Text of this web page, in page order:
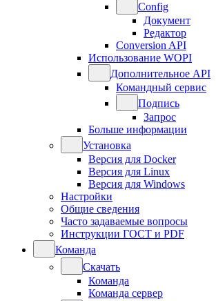
Config
Документ
Редактор
Conversion API
Использование WOPI
Дополнительное API
Командный сервис
Подпись
Запрос
Больше информации
Установка
Версия для Docker
Версия для Linux
Версия для Windows
Настройки
Общие сведения
Часто задаваемые вопросы
Инструкции ГОСТ и PDF
Команда
Скачать
Команда
Команда сервер